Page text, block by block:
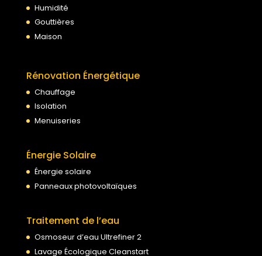
Humidité
Gouttières
Maison
Rénovation Énergétique
Chauffage
Isolation
Menuiseries
Énergie Solaire
Énergie solaire
Panneaux photovoltaïques
Traitement de l’eau
Osmoseur d’eau Ultrefiner 2
Lavage Écologique Cleanstart